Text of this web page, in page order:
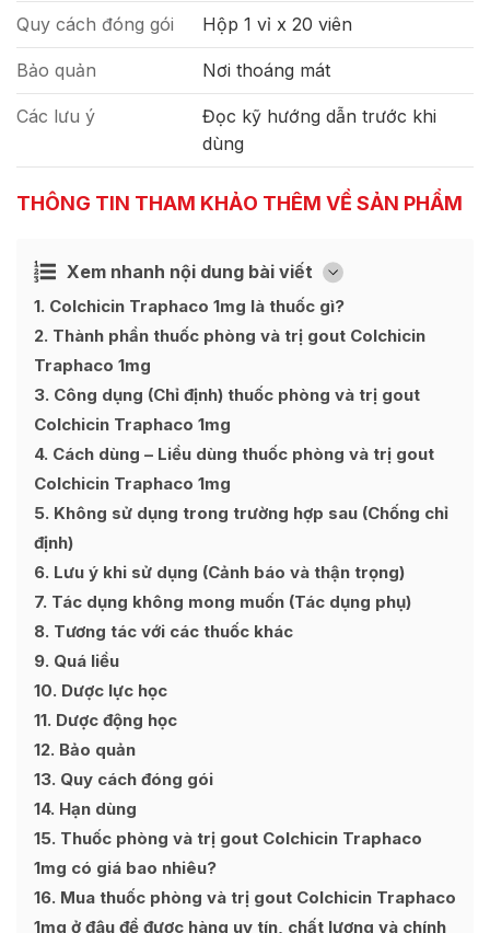
Quy cách đóng gói Hộp 1 vỉ x 20 viên
Bảo quản Nơi thoáng mát
Các lưu ý
Đọc kỹ hướng dẫn trước khi
dùng
THÔNG TIN THAM KHẢO THÊM VỀ SẢN PHẨM
Xem nhanh nội dung bài viết [
Ẩn
1 Colchicin Traphaco 1mg là thuốc gì?
2 Thành phần thuốc phòng và trị gout Colchicin
Traphaco 1mg
3 Công dụng (Chỉ định) thuốc phòng và trị gout
Colchicin Traphaco 1mg
4 Cách dùng – Liều dùng thuốc phòng và trị gout
Colchicin Traphaco 1mg
5 Không sử dụng trong trường hợp sau (Chống chỉ
định)
6 Lưu ý khi sử dụng (Cảnh báo và thận trọng)
7 Tác dụng không mong muốn (Tác dụng phụ)
8 Tương tác với các thuốc khác
9 Quá liều
10 Dược lực học
11 Dược động học
12 Bảo quản
13 Quy cách đóng gói
14 Hạn dùng
15 Thuốc phòng và trị gout Colchicin Traphaco
1mg có giá bao nhiêu?
16 Mua thuốc phòng và trị gout Colchicin Traphaco
1mg ở đâu để được hàng uy tín, chất lượng và chính